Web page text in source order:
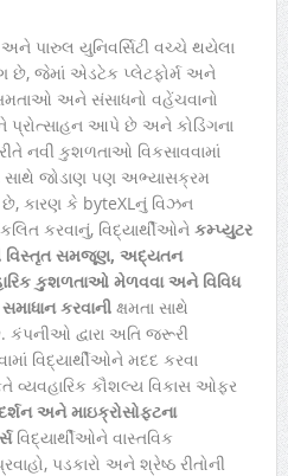
પારુલ યુનિવર્સિટી વચ્ચે થયેલા
છે, જેમાં એડટેક પ્લેટફોર્મ અને
અને સંસાધનો વહેંચવાનો
આપે છે અને કોડિંગના
નવી કુશળતાઓ વિકસાવવામાં
સાથે જોડાણ પણ અભ્યાસક્રમ
છે, કારણ કે byteXLનું વિઝન
કરવાનું, વિદ્યાર્થીઓને કમ્પ્યુટર
વિસ્તૃત સમજૂણ, અદ્યતન
કુશળતાઓ મેળવવા અને વિવિધ
કરવાનીક્ષમતા સાથે
દ્વારા અતિ જરૂરી
વિદ્યાર્થીઓને મદદ કરવા
વ્યવહારિક કૌશલ્ય વિકાસ ઓફર
અને માઇક્રોસોફ્ટના
વિદ્યાર્થીઓને વાસ્તવિક
પડકારો અને શ્રેષ્ઠ રીતોની